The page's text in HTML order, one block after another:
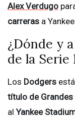
Alex Verdugo
carreras a
¿Dónde y
de la Serie
Los Dodgers
título de Grandes
alYankee